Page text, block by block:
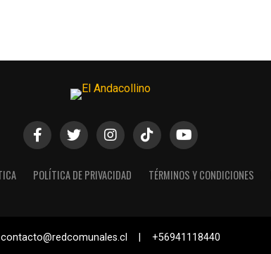
POLÍTICA DE PRIVACIDAD TÉRMINOS Y CONDICIONES
contacto@redcomunales.cl | +56941118440